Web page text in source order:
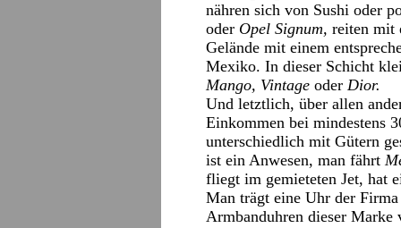
nähren sich von Sushi oder
oder Opel Signum, reiten mit
Gelände mit einem
Mexiko. In dieser Schicht
Mango, Vintage oder Dior.
Und letztlich, über allen
Einkommen bei mindestens
unterschiedlich mit Gütern
ist ein Anwesen, man fährt
fliegt im gemieteten Jet, hat
Man trägt eine Uhr der
Armbanduhren dieser